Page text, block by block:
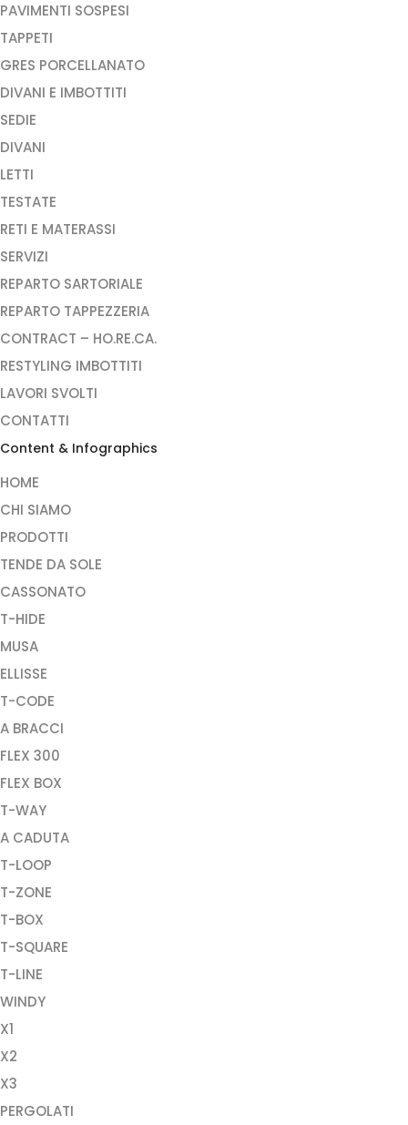
PAVIMENTI SOSPESI
TAPPETI
GRES PORCELLANATO
DIVANI E IMBOTTITI
SEDIE
DIVANI
LETTI
TESTATE
RETI E MATERASSI
SERVIZI
REPARTO SARTORIALE
REPARTO TAPPEZZERIA
CONTRACT – HO.RE.CA.
RESTYLING IMBOTTITI
LAVORI SVOLTI
CONTATTI
Content & Infographics
HOME
CHI SIAMO
PRODOTTI
TENDE DA SOLE
CASSONATO
T-HIDE
MUSA
ELLISSE
T-CODE
A BRACCI
FLEX 300
FLEX BOX
T-WAY
A CADUTA
T-LOOP
T-ZONE
T-BOX
T-SQUARE
T-LINE
WINDY
X1
X2
X3
PERGOLATI